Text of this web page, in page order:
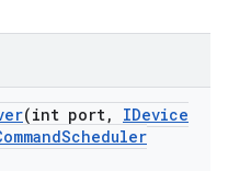
(int port,
IDevice
Scheduler